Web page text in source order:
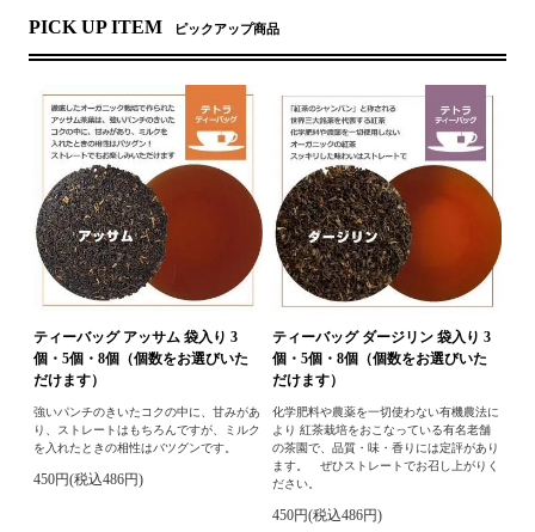
PICK UP ITEM ピックアップ商品
ティーバッグ アッサム 袋入り 3
個・5個・8個（個数をお選びいた
だけます）
強いパンチのきいたコクの中に、甘みがあ
り、ストレートはもちろんですが、ミルク
を入れたときの相性はバツグンです。
450円(税込486円)
ティーバッグ ダージリン 袋入り 3
個・5個・8個（個数をお選びいた
だけます）
化学肥料や農薬を一切使わない有機農法に
より 紅茶栽培をおこなっている有名老舗
の茶園で、品質・味・香りには定評があり
ます。 ぜひストレートでお召し上がりく
ださい。
450円(税込486円)